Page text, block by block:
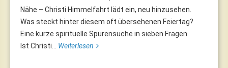
Nähe – Christi Himmelfahrt lädt ein, neu hinzusehen.
Was steckt hinter diesem oft übersehenen Feiertag?
Eine kurze spirituelle Spurensuche in sieben Fragen.
Ist Christi... Weiterlesen